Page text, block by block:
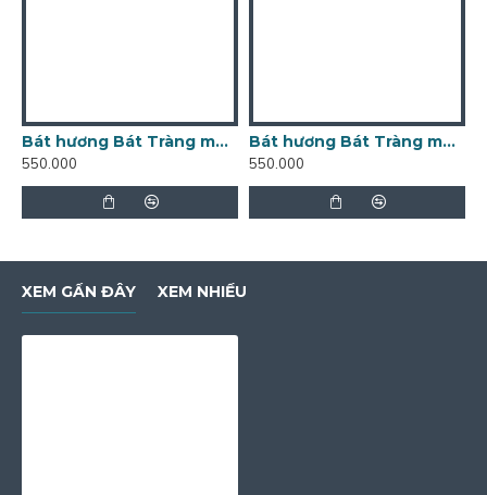
Bát hương Bát Tràng men trắng đắp nổi rồng BH04T
550.000
Bát hương Bát Tràng men xanh dương đắp nổi rồng BH04XD
550.000
XEM GẦN ĐÂY XEM NHIỀU